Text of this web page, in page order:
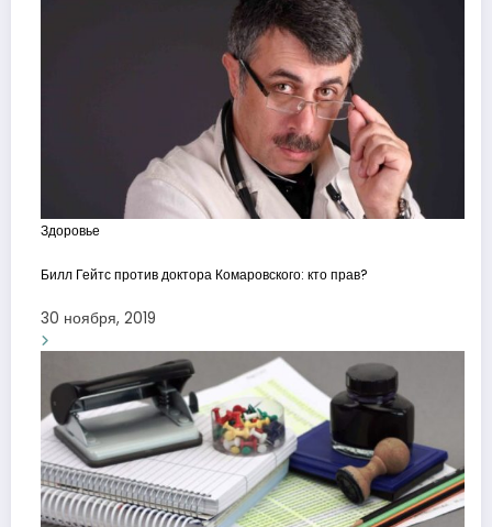
Здоровье
Билл Гейтс против доктора Комаровского: кто прав?
30 ноября, 2019